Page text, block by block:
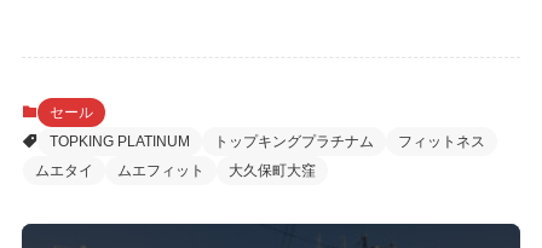
セール
TOPKING PLATINUM
トップキングプラチナム
フィットネス
ムエタイ
ムエフィット 大久保町大窪